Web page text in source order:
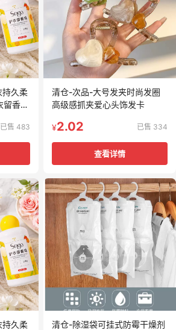
持久柔
香珠
已售 483
清仓-次品-大号发夹时尚发圈
高级感抓夹爱心头饰发卡
¥2.02 已售 334
查看详情
持久柔
清仓-除湿袋可挂式防霉干燥剂